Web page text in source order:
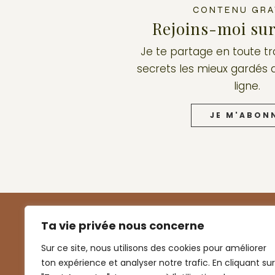
Ta vie privée nous concerne
Sur ce site, nous utilisons des cookies pour améliorer
ton expérience et analyser notre trafic. En cliquant sur
CONTENU
Rejoins-moi
Je te partage en toute
secrets les mieux gardés
ligne.
JE
Discipline. Branding. Liberté.